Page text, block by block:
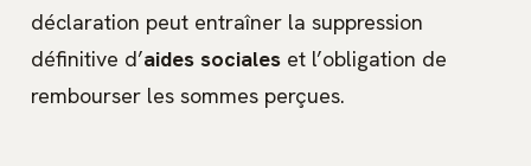
déclaration peut entraîner la suppression
définitive d’aides sociales et l’obligation de
rembourser les sommes perçues.